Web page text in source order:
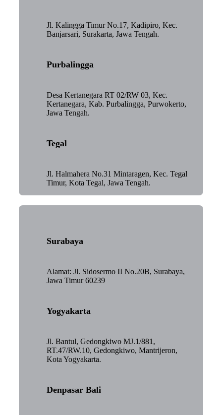
Jl. Kalingga Timur No.17, Kadipiro, Kec.
Banjarsari, Surakarta, Jawa Tengah.
Purbalingga
Desa Kertanegara RT 02/RW 03, Kec.
Kertanegara, Kab. Purbalingga, Purwokerto,
Jawa Tengah.
Tegal
Jl. Halmahera No.31 Mintaragen, Kec. Tegal
Timur, Kota Tegal, Jawa Tengah.
Surabaya
Alamat: Jl. Sidosermo II No.20B, Surabaya,
Jawa Timur 60239
Yogyakarta
Jl. Bantul, Gedongkiwo MJ.1/881,
RT.47/RW.10, Gedongkiwo, Mantrijeron,
Kota Yogyakarta.
Denpasar Bali